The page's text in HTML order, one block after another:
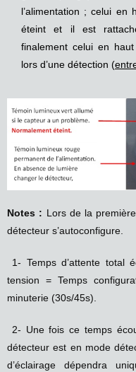
l’alimentation ; celui en
éteint et il est
finalement celui en
lors d’une détection (
Notes : Lors de la
détecteur s’autoconfigure.
1- Temps d’attente total
tension = Temps
minuterie (30s/45s).
2- Une fois ce temps
détecteur est en mode
d’éclairage dépendra